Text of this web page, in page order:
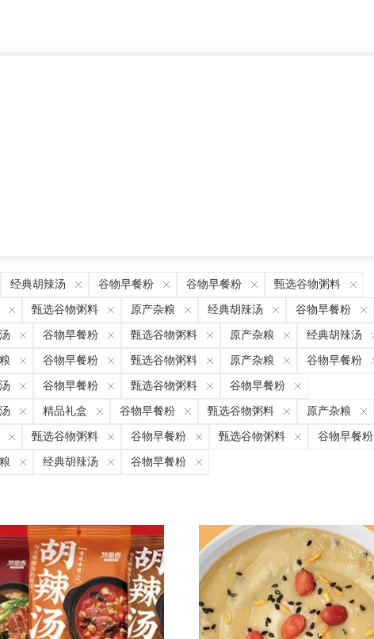
经典胡辣汤 谷物早餐粉 谷物早餐粉 甄选谷物粥料
甄选谷物粥料 原产杂粮 经典胡辣汤 谷物早餐粉
谷物早餐粉 甄选谷物粥料 原产杂粮 经典胡辣汤
谷物早餐粉 甄选谷物粥料 原产杂粮 谷物早餐粉
谷物早餐粉 甄选谷物粥料 谷物早餐粉
精品礼盒 谷物早餐粉 甄选谷物粥料 原产杂粮
甄选谷物粥料 谷物早餐粉 甄选谷物粥料 谷物早餐粉
经典胡辣汤 谷物早餐粉